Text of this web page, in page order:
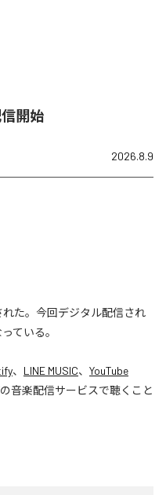
開始
2026.8.9
れた。今回デジタル配信され
ている。
、 LINE MUSIC、 YouTube
音楽配信サービスで聴くこと